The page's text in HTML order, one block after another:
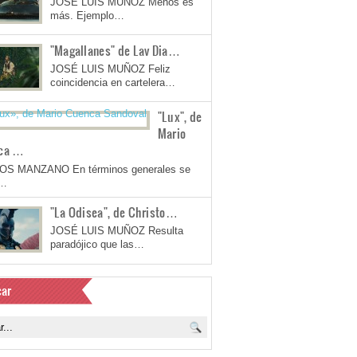
más. Ejemplo…
"Magallanes" de Lav Dia…
JOSÉ LUIS MUÑOZ Feliz
coincidencia en cartelera…
"Lux", de
Mario
…
MANZANO En términos generales se
"La Odisea", de Christo…
JOSÉ LUIS MUÑOZ Resulta
paradójico que las…